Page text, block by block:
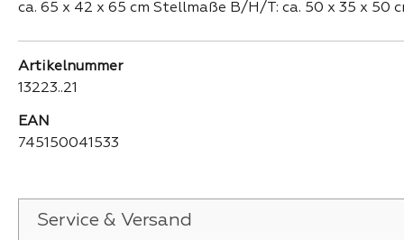
ca. 65 x 42 x 65 cm Stellmaße B/H/T: ca. 50 x 35 x 50
Artikelnummer
13223..21
EAN
745150041533
Service & Versand